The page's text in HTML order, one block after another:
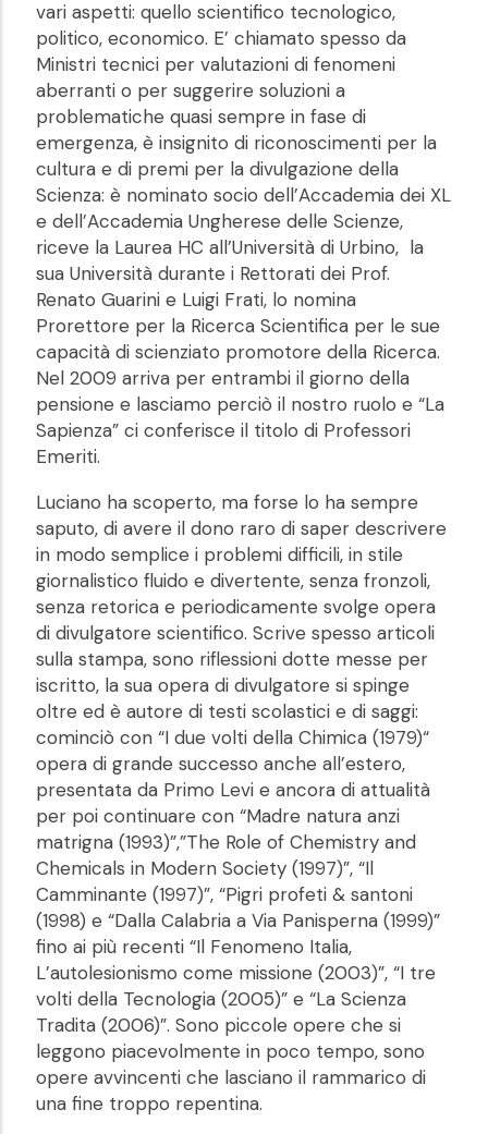
vari aspetti: quello scientifico tecnologico,
politico, economico. E’ chiamato spesso da
Ministri tecnici per valutazioni di fenomeni
aberranti o per suggerire soluzioni a
problematiche quasi sempre in fase di
emergenza, è insignito di riconoscimenti per la
cultura e di premi per la divulgazione della
Scienza: è nominato socio dell’Accademia dei XL
e dell’Accademia Ungherese delle Scienze,
riceve la Laurea HC all’Università di Urbino, la
sua Università durante i Rettorati dei Prof.
Renato Guarini e Luigi Frati, lo nomina
Prorettore per la Ricerca Scientifica per le sue
capacità di scienziato promotore della Ricerca.
Nel 2009 arriva per entrambi il giorno della
pensione e lasciamo perciò il nostro ruolo e “La
Sapienza” ci conferisce il titolo di Professori
Emeriti.
Luciano ha scoperto, ma forse lo ha sempre
saputo, di avere il dono raro di saper descrivere
in modo semplice i problemi difficili, in stile
giornalistico fluido e divertente, senza fronzoli,
senza retorica e periodicamente svolge opera
di divulgatore scientifico. Scrive spesso articoli
sulla stampa, sono riflessioni dotte messe per
iscritto, la sua opera di divulgatore si spinge
oltre ed è autore di testi scolastici e di saggi:
cominciò con “I due volti della Chimica (1979)“
opera di grande successo anche all’estero,
presentata da Primo Levi e ancora di attualità
per poi continuare con “Madre natura anzi
matrigna (1993)”,”The Role of Chemistry and
Chemicals in Modern Society (1997)”, “Il
Camminante (1997)”, “Pigri profeti & santoni
(1998) e “Dalla Calabria a Via Panisperna (1999)”
fino ai più recenti “Il Fenomeno Italia,
L’autolesionismo come missione (2003)”, “I tre
volti della Tecnologia (2005)” e “La Scienza
Tradita (2006)”. Sono piccole opere che si
leggono piacevolmente in poco tempo, sono
opere avvincenti che lasciano il rammarico di
una fine troppo repentina.